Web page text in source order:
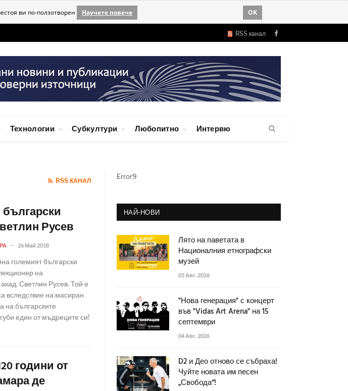
ви по-ползотворен Научете повече OK
RSS канал Facebook
Технологии Субкултури Любопитно Интервю
RSS КАНАЛ
Русев
26 Май 2018
големият български
на
Светлин Русев. Той е
вследствие на масиран
на българските
един от мъдреците си!
години от
де
Error9
НАЙ-НОВИ
Лято на паветата в
Националния етнографски
музей
05 Авг. 2026
"Нова генерация" с концерт
във "Vidas Art Arena" на 15
септември
04 Авг. 2026
D2 и Део отново се събраха!
Чуйте новата им песен
„Свобода“!